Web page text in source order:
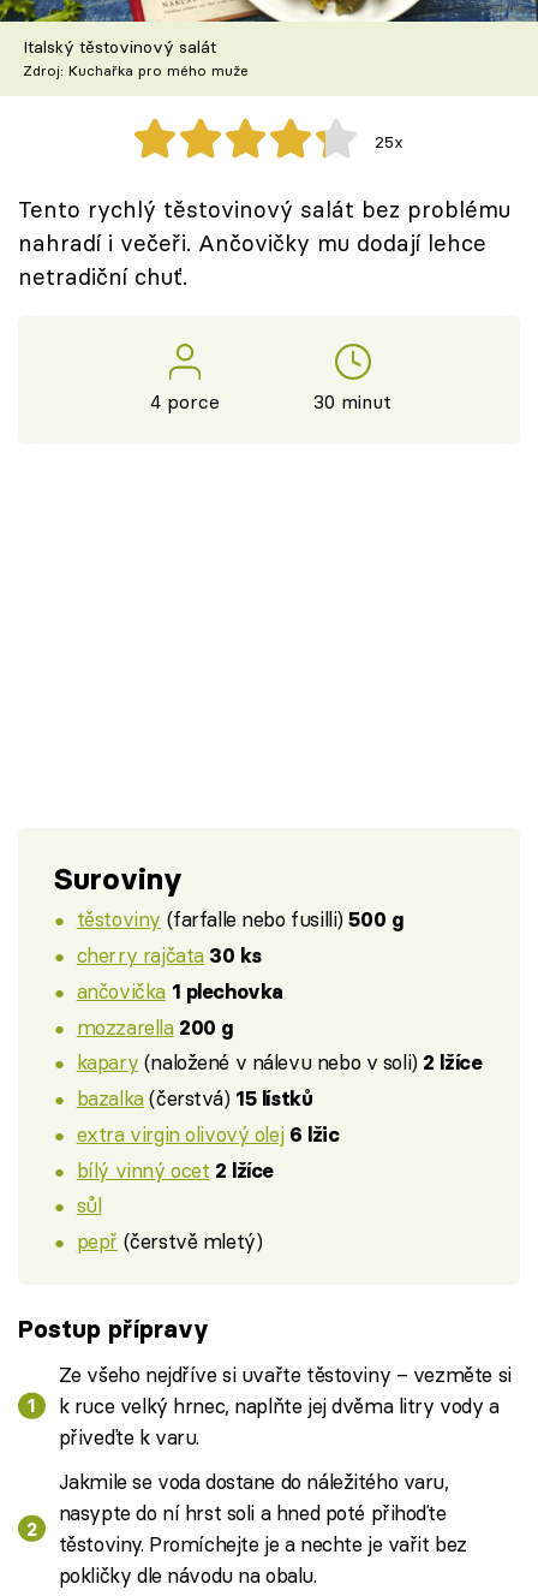
Škola vaření
Recepty z TV
Speciál: Cuketa
Těhotnej kuchař
Sledujte prima+
Italský těstovinový salát
Zdroj: Kuchařka pro mého muže
25x
Tento rychlý těstovinový salát bez problému
nahradí i večeři. Ančovičky mu dodají lehce
netradiční chuť.
4 porce 30 minut
Suroviny
těstoviny (farfalle nebo fusilli)500 g
cherry rajčata 30 ks
ančovička 1 plechovka
mozzarella 200 g
kapary (naložené v nálevu nebo v soli) 2 lžíce
bazalka(čerstvá) 15 lístků
extra virgin olivový olej 6 lžic
bílý vinný ocet 2 lžíce
sůl
pepř (čerstvě mletý)
Postup přípravy
Ze všeho nejdříve si uvařte těstoviny – vezměte si
k ruce velký hrnec, naplňte jej dvěma litry vody a
přiveďte k varu.
Jakmile se voda dostane do náležitého varu,
nasypte do ní hrst soli a hned poté přihoďte
těstoviny. Promíchejte je a nechte je vařit bez
pokličky dle návodu na obalu.